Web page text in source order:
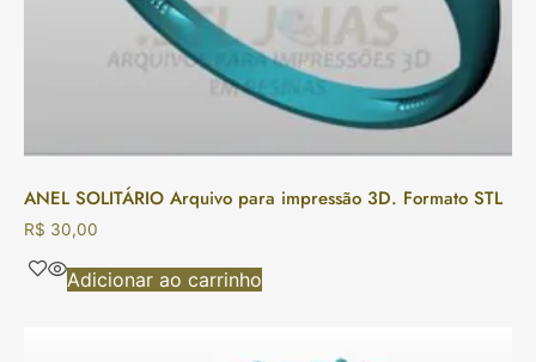
ANEL SOLITÁRIO Arquivo para impressão 3D. Formato STL
R$ 30,00
Adicionar ao carrinho